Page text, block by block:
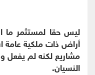
ليس حقا لمستثمر ما
أراض ذات ملكية عامة
مشاريع لكنه لم
النسيان.